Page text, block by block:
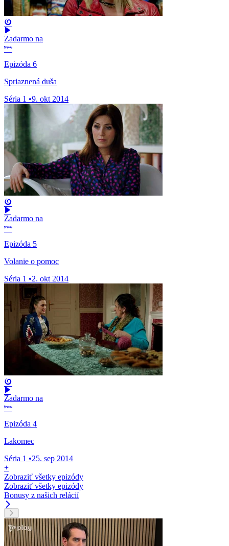
Zadarmo na
Epizóda 6
Spriaznená duša
Séria 1 •9. okt 2014
Zadarmo na
Epizóda 5
Volanie o pomoc
Séria 1 •2. okt 2014
Zadarmo na
Epizóda 4
Lakomec
Séria 1 •25. sep 2014
+
Zobraziť všetky epizódy
Zobraziť všetky epizódy
Bonusy z našich relácií